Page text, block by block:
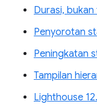
Durasi,
Penyorotan
Peningkatan
Tampilan
Lighthouse